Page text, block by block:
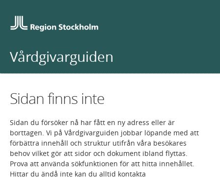
Vårdgivarguiden
Sidan finns inte
Sidan du försöker nå har fått en ny adress eller är
borttagen. Vi på Vårdgivarguiden jobbar löpande med att
förbättra innehåll och struktur utifrån våra besökares
behov vilket gör att sidor och dokument ibland flyttas.
Prova att använda sökfunktionen för att hitta innehållet.
Hittar du ändå inte kan du alltid kontakta